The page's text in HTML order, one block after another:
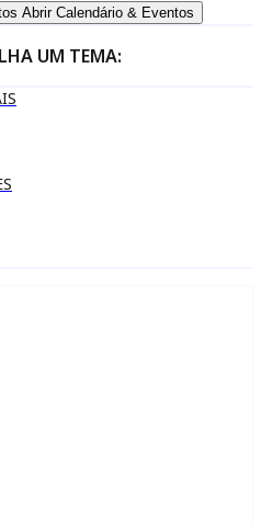
Abrir Calendário & Eventos
UM TEMA: